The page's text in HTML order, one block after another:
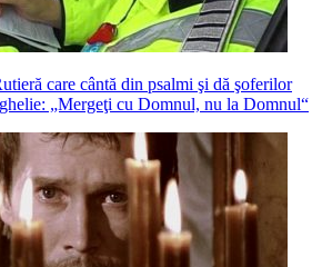
care cântă din psalmi şi dă şoferilor
„Mergeţi cu Domnul, nu la Domnul“